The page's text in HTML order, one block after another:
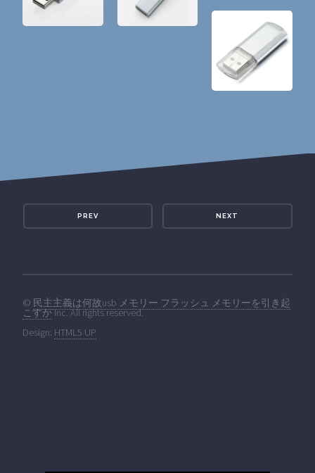
PREV NEXT
© 民主主義は何故usb メモリー フラッシュ メモリーを引き起
こすかInc. All rights reserved.
Design: HTML5 UP